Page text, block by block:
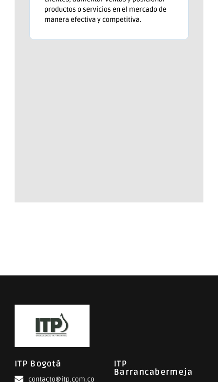
productos o servicios en el mercado de
manera efectiva y competitiva.
ITP Bogotá
contacto@itp.com.co
ITP
Barrancabermeja